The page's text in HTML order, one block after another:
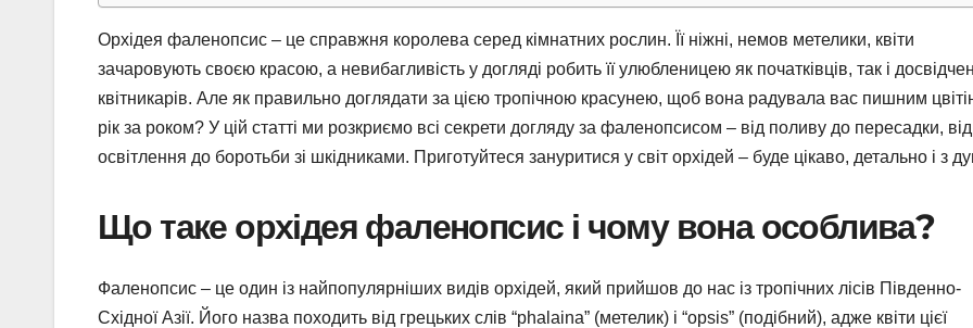
Орхідея фаленопсис – це справжня королева серед кімнатних рослин. Її ніжні, немов метелики, квіти
зачаровують своєю красою, а невибагливість у догляді робить її улюбленицею як початківців, так і
квітникарів. Але як правильно доглядати за цією тропічною красунею, щоб вона радувала вас пишним
рік за роком? У цій статті ми розкриємо всі секрети догляду за фаленопсисом – від поливу до пересадки, від
освітлення до боротьби зі шкідниками. Приготуйтеся зануритися у світ орхідей – буде цікаво, детально і з
Що таке орхідея фаленопсис і чому вона особлива?
Фаленопсис – це один із найпопулярніших видів орхідей, який прийшов до нас із тропічних лісів Південно-
Східної Азії. Його назва походить від грецьких слів “phalaina” (метелик) і “opsis” (подібний), адже квіти цієї